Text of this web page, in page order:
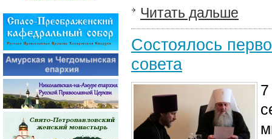
Читать дальше
Состоялось
совета